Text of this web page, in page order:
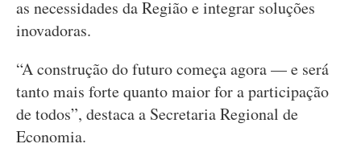
as necessidades da Região e integrar soluções
inovadoras.
“A construção do futuro começa agora — e será
tanto mais forte quanto maior for a participação
de todos”, destaca a Secretaria Regional de
Economia.